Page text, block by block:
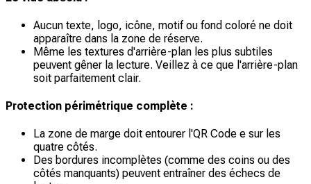
Aucun texte, logo, icône, motif ou fond coloré ne doit
apparaître dans la zone de réserve.
Même les textures d'arrière-plan les plus subtiles
peuvent gêner la lecture. Veillez à ce que l'arrière-plan
soit parfaitement clair.
Protection périmétrique complète :
La zone de marge doit entourer l'QR Code e sur les
quatre côtés.
Des bordures incomplètes (comme des coins ou des
côtés manquants) peuvent entraîner des échecs de